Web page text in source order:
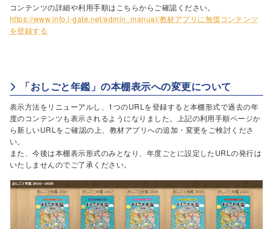
コンテンツの詳細や利用手順はこちらからご確認ください。
https://www.info.l-gate.net/admin_manual/教材アプリに無償コンテンツ
を登録する
「おしごと年鑑」の本棚表示への変更について
表示方法をリニューアルし、1つのURLを登録すると本棚形式で過去の年
度のコンテンツも表示されるようになりました。上記の利用手順ページか
ら新しいURLをご確認の上、教材アプリへの追加・変更をご検討くださ
い。
また、今後は本棚表示形式のみとなり、年度ごとに設定したURLの発行は
いたしませんのでご了承ください。